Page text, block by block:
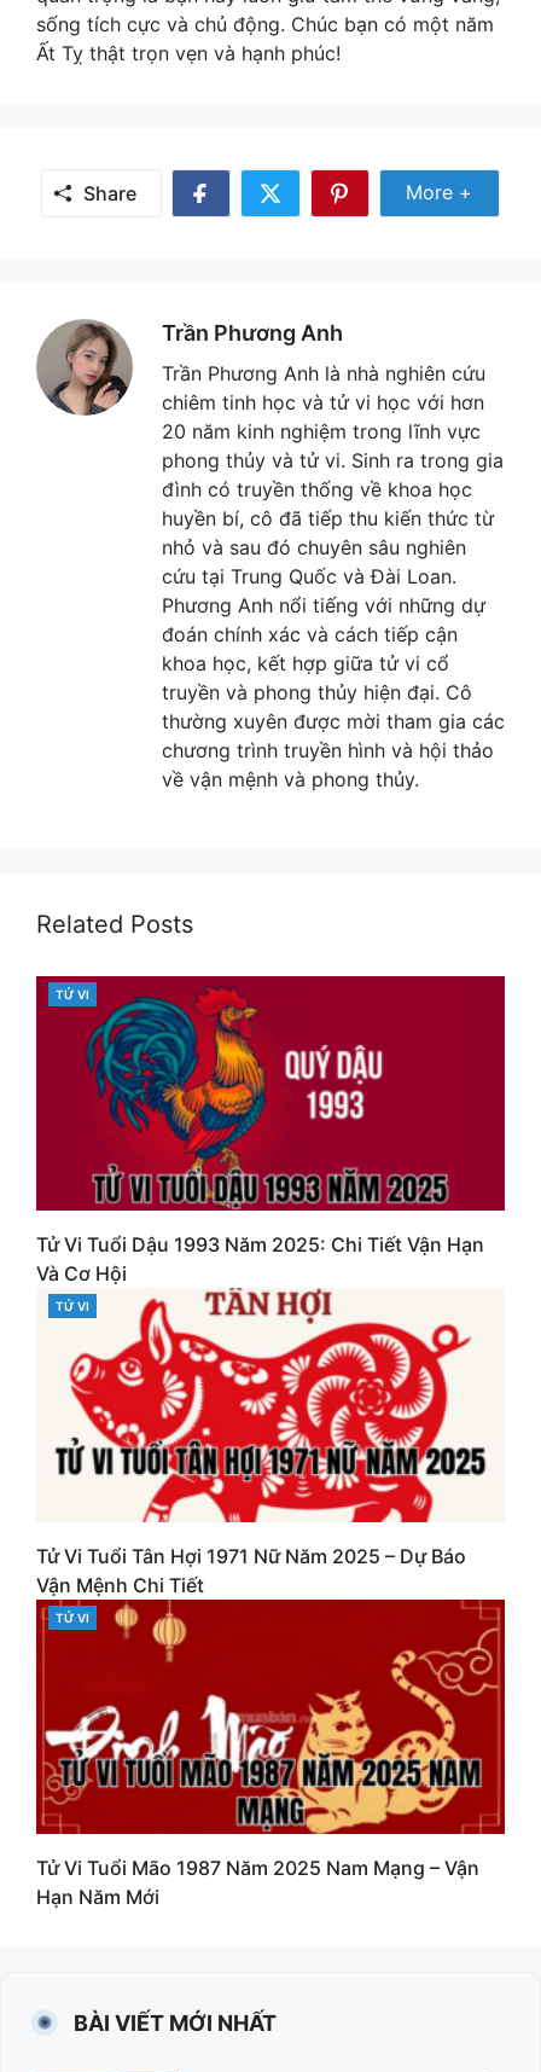
sống tích cực và chủ động. Chúc bạn có một năm
Ất Tỵ thật trọn vẹn và hạnh phúc!
Share
Share
Share
Share
More +
Trần Phương Anh
Trần Phương Anh là nhà nghiên cứu
chiêm tinh học và tử vi học với hơn
20 năm kinh nghiệm trong lĩnh vực
phong thủy và tử vi. Sinh ra trong gia
đình có truyền thống về khoa học
huyền bí, cô đã tiếp thu kiến thức từ
nhỏ và sau đó chuyên sâu nghiên
cứu tại Trung Quốc và Đài Loan.
Phương Anh nổi tiếng với những dự
đoán chính xác và cách tiếp cận
khoa học, kết hợp giữa tử vi cổ
truyền và phong thủy hiện đại. Cô
thường xuyên được mời tham gia các
chương trình truyền hình và hội thảo
về vận mệnh và phong thủy.
Related Posts
CATEGORIES
TỬ VI
Tử Vi Tuổi Dậu 1993 Năm 2025: Chi Tiết Vận Hạn
Và Cơ Hội
CATEGORIES
TỬ VI
Tử Vi Tuổi Tân Hợi 1971 Nữ Năm 2025 – Dự Báo
Vận Mệnh Chi Tiết
CATEGORIES
TỬ VI
Tử Vi Tuổi Mão 1987 Năm 2025 Nam Mạng – Vận
Hạn Năm Mới
BÀI VIẾT MỚI NHẤT